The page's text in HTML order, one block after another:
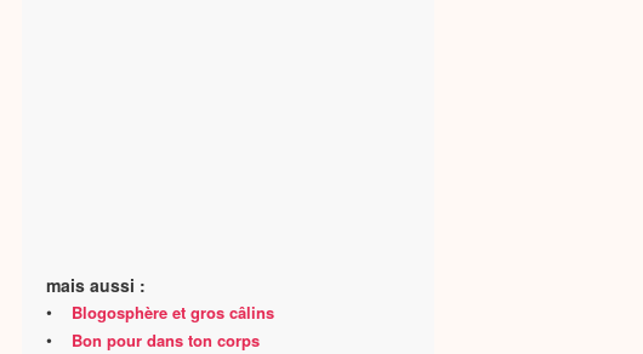
mais aussi :
• Blogosphère et gros câlins
• Bon pour dans ton corps